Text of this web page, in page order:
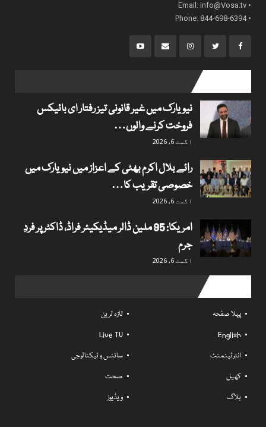
• Email:
info@Vosa.tv
• Phone: 844-698-6394
نیویارک میں غیر قانونی تیز رفتار ای بائیکس
فروخت کرنے والوں…
اگست 6, 2026
رائے بلال اکرم بھٹی کے اعزاز میں نیویارک میں
خصوصی تقریب کا…
اگست 6, 2026
امریکا: 95 ملین ڈالر میڈیکیئر فراڈ، ڈاکٹر پر فردِ
جرم
اگست 6, 2026
پہلا صفحہ
تازہ ترین
English
Live TV
انٹرٹینمنٹ
سائنس و ٹیکنالوجی
کھیل
صحت
بلاگ
ویڈیوز